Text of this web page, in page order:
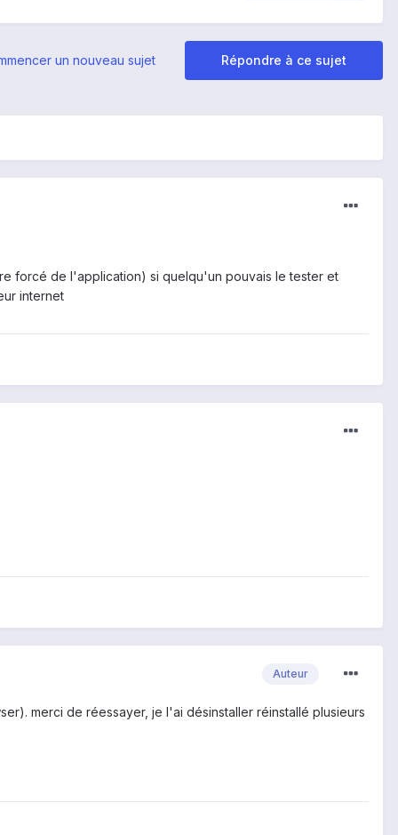
Répondre à ce sujet
un nouveau sujet
forcé de l'application) si quelqu'un pouvais le tester et
internet
Auteur
merci de réessayer, je l'ai désinstaller réinstallé plusieurs